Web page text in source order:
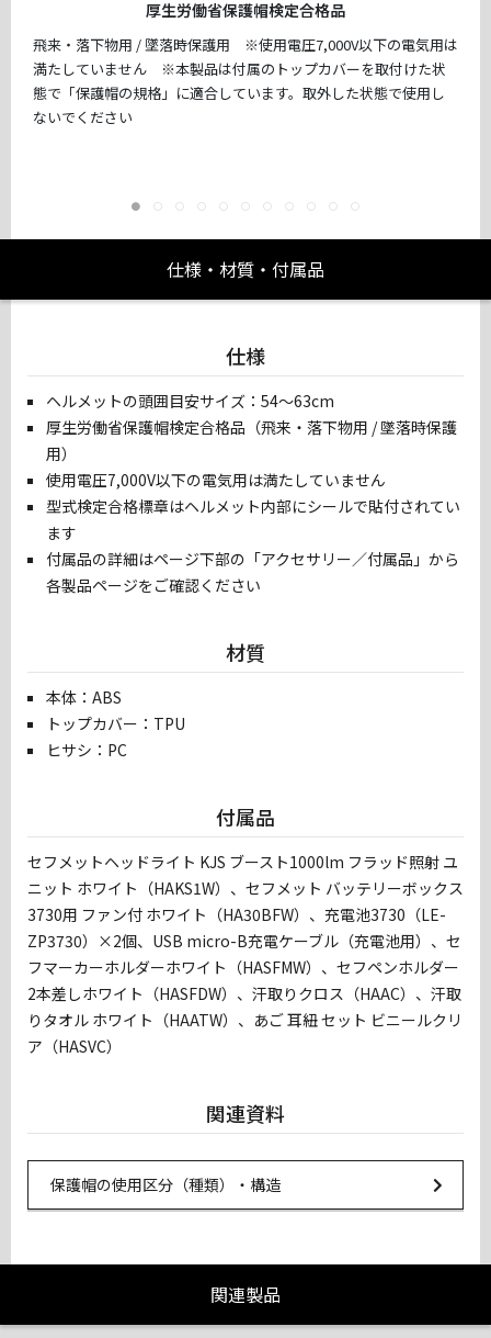
厚生労働省保護帽検定合格品
飛来・落下物用 / 墜落時保護用 ※使用電圧7,000V以下の電気用は
満たしていません ※本製品は付属のトップカバーを取付けた状
態で「保護帽の規格」に適合しています。取外した状態で使用し
ないでください
仕様・材質・付属品
仕様
ヘルメットの頭囲目安サイズ：54〜63cm
厚生労働省保護帽検定合格品（飛来・落下物用 / 墜落時保護
用）
使用電圧7,000V以下の電気用は満たしていません
型式検定合格標章はヘルメット内部にシールで貼付されてい
ます
付属品の詳細はページ下部の「アクセサリー／付属品」から
各製品ページをご確認ください
材質
本体：ABS
トップカバー：TPU
ヒサシ：PC
付属品
セフメットヘッドライト KJS ブースト1000lm フラッド照射 ユ
ニット ホワイト（HAKS1W）、セフメット バッテリーボックス
3730用 ファン付 ホワイト（HA30BFW）、充電池3730（LE-
ZP3730）×2個、USB micro-B充電ケーブル（充電池用）、セ
フマーカーホルダーホワイト（HASFMW）、セフペンホルダー
2本差しホワイト（HASFDW）、汗取りクロス（HAAC）、汗取
りタオル ホワイト（HAATW）、あご 耳紐 セット ビニールクリ
ア（HASVC）
関連資料
保護帽の使用区分（種類）・構造Url Link
関連製品